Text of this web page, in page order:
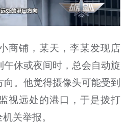
商铺，某天，李某发现店
休或夜间时，总会自动旋
。他觉得摄像头可能受到
视远处的港口，于是拨打
关举报。